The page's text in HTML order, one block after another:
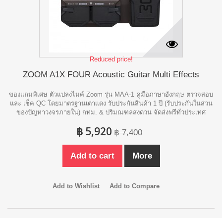
Reduced price!
ZOOM A1X FOUR Acoustic Guitar Multi Effects
ของแถมพิเศษ ตัวแปลงไมค์ Zoom รุ่น MAA-1 คู่มือภาษาอังกฤษ ตรวจสอบ
และ เช็ค QC โดยมาตรฐานเต่าแดง รับประกันสินค้า 1 ปี (รับประกันในส่วน
ของปัญหาวงจรภายใน) กทม. & ปริมณฑลส่งด่วน จัดส่งฟรีทั่วประเทศ
฿ 5,920 ฿ 7,400
Add to cart More
Add to Wishlist Add to Compare